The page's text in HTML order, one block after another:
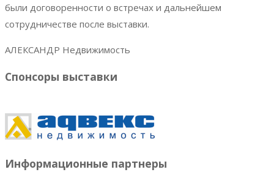
были договоренности о встречах и дальнейшем
сотрудничестве после выставки.
АЛЕКСАНДР Недвижимость
Спонсоры выставки
Информационные партнеры